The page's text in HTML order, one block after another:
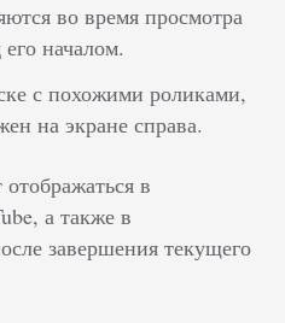
во время просмотра
началом.
с похожими роликами,
на экране справа.
в
а также в
завершения текущего